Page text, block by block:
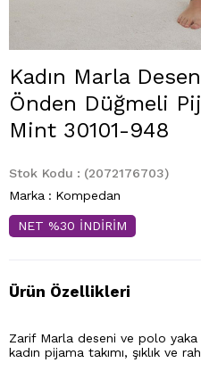
Kadın Marla
Önden Düğmeli
Mint 30101-948
Stok Kodu
(2072176703)
Marka : Kompedan
NET %30 İNDİRİM
Ürün Özellikleri
Zarif Marla deseni ve polo yaka
kadın pijama takımı, şıklık ve